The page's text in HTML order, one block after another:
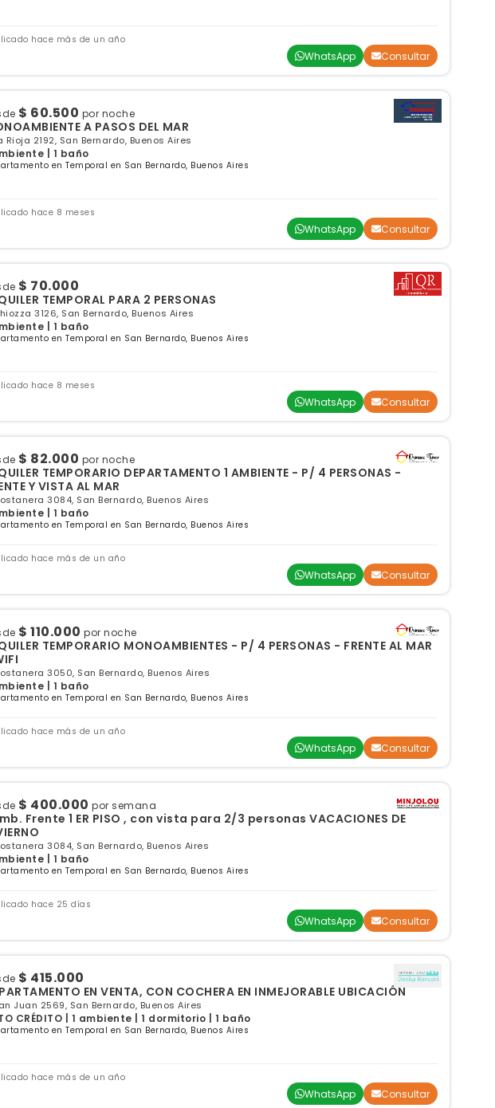
hace más de un año
WhatsApp Consultar
$ 60.500 por noche
A PASOS DEL MAR
Rioja 2192, San Bernardo, Buenos Aires
| 1 baño
en Temporal en San Bernardo, Buenos Aires
hace 8 meses
WhatsApp Consultar
$ 70.000
TEMPORAL PARA 2 PERSONAS
3126, San Bernardo, Buenos Aires
| 1 baño
en Temporal en San Bernardo, Buenos Aires
hace 8 meses
WhatsApp Consultar
$ 82.000 por noche
TEMPORARIO DEPARTAMENTO 1 AMBIENTE - P/ 4 PERSONAS -
Y VISTA AL MAR
3084, San Bernardo, Buenos Aires
| 1 baño
en Temporal en San Bernardo, Buenos Aires
hace más de un año
WhatsApp Consultar
$ 110.000 por noche
TEMPORARIO MONOAMBIENTES - P/ 4 PERSONAS - FRENTE AL MAR
3050, San Bernardo, Buenos Aires
| 1 baño
en Temporal en San Bernardo, Buenos Aires
hace más de un año
WhatsApp Consultar
$ 400.000 por semana
Frente 1 ER PISO , con vista para 2/3 personas VACACIONES DE
3084, San Bernardo, Buenos Aires
| 1 baño
en Temporal en San Bernardo, Buenos Aires
hace 25 días
WhatsApp Consultar
$ 415.000
EN VENTA, CON COCHERA EN INMEJORABLE UBICACIÓN
Juan 2569, San Bernardo, Buenos Aires
CRÉDITO | 1 ambiente | 1 dormitorio | 1 baño
en Temporal en San Bernardo, Buenos Aires
hace más de un año
WhatsApp Consultar